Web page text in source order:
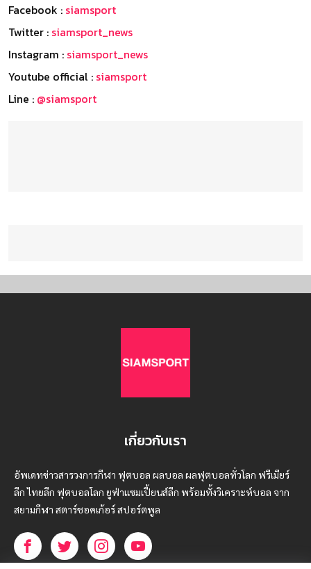
Facebook : siamsport
Twitter : siamsport_news
Instagram : siamsport_news
Youtube official : siamsport
Line : @siamsport
เกี่ยวกับเรา
อัพเดทข่าวสารวงการกีฬา ฟุตบอล ผลบอล ผลฟุตบอลทั่วโลก ฟรีเมียร์
ลีก ไทยลีก ฟุตบอลโลก ยูฟ่าแซมเปี้ยนส์ลีก พร้อมทั้งวิเคราะห์บอล จาก
สยามกีฬา สตาร์ชอคเก้อร์ สปอร์ตพูล